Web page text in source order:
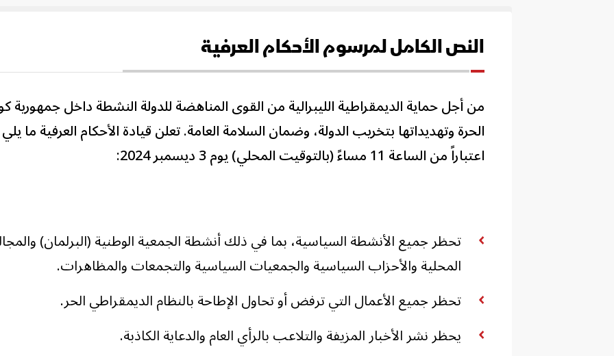
النص الكامل لمرسوم الأحكام العرفية
من أجل حماية الديمقراطية الليبرالية من القوى المناهضة للدولة النشطة داخل جمهورية
الحرة وتهديداتها بتخريب الدولة، وضمان السلامة العامة. تعلن قيادة الأحكام العرفية ما يلي
اعتباراً من الساعة 11 مساءً (بالتوقيت المحلي) يوم 3 ديسمبر 2024:
تحظر جميع الأنشطة السياسية، بما في ذلك أنشطة الجمعية الوطنية (البرلمان)
المحلية والأحزاب السياسية والجمعيات السياسية والتجمعات والمظاهرات.
تحظر جميع الأعمال التي ترفض أو تحاول الإطاحة بالنظام الديمقراطي الحر.
يحظر نشر الأخبار المزيفة والتلاعب بالرأي العام والدعاية الكاذبة.